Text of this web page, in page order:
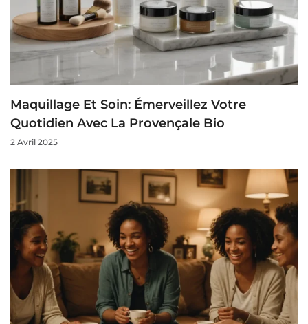
Maquillage Et Soin: Émerveillez Votre
Quotidien Avec La Provençale Bio
2 Avril 2025